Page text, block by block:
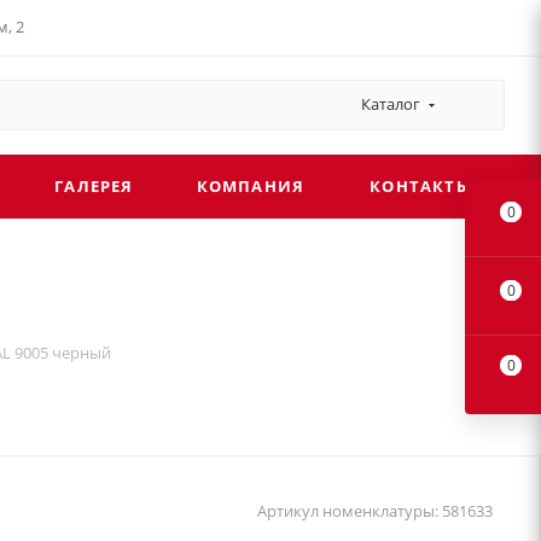
2
Каталог
ГАЛЕРЕЯ КОМПАНИЯ КОНТАКТЫ
9005 черный
Артикул номенклатуры: 581633
0
0
0